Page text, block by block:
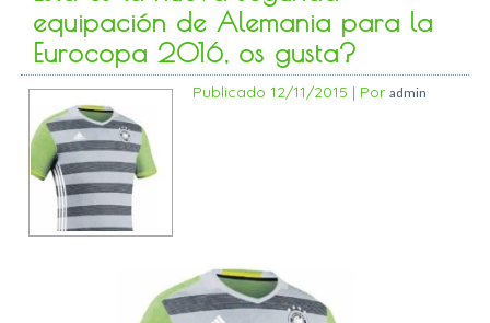
equipación de Alemania para la
Eurocopa 2016, os gusta?
Publicado 12/11/2015 | Por admin